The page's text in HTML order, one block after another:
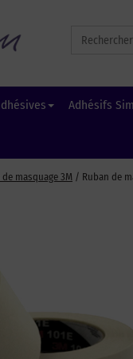
for:
Adhésifs
de masquage 3M / Ruban de